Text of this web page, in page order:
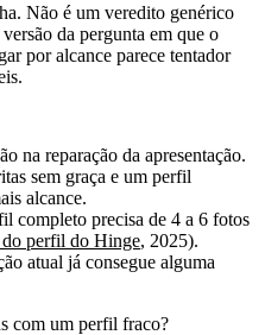
Não é um veredito genérico
da pergunta em que o
por alcance parece tentador
na reparação da apresentação.
sem graça e um perfil
alcance.
completo precisa de 4 a 6 fotos
perfil do Hinge, 2025).
atual já consegue alguma
com um perfil fraco?